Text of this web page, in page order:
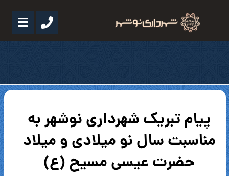
پیام تبریک شهرداری نوشهر به
مناسبت سال نو میلادی و میلاد
حضرت عیسی مسیح (ع)